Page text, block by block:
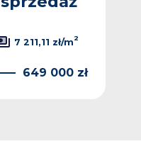
7 211,11 zł/m2
649 000 zł